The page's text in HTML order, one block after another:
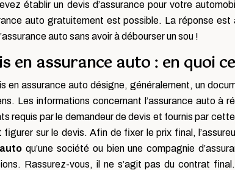
établir un devis d’assurance pour votre
auto gratuitement est possible. La réponse
auto sans avoir à débourser un sou !
en assurance auto : en quoi
en assurance auto désigne, généralement, un
Les informations concernant l’assurance auto à
requis par le demandeur de devis et fournis par
figurer sur le devis. Afin de fixer le prix final,
qu’une société ou bien une compagnie
Rassurez-vous, il ne s’agit pas du contrat